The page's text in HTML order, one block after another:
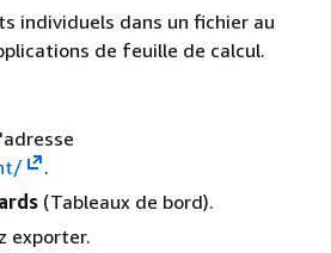
individuels dans un fichier au
de feuille de calcul.
.
(Tableaux de bord).
exporter.